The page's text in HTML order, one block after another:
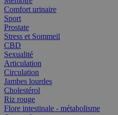
Comfort urinaire
Sport
Prostate
Stress et Sommeil
CBD
Sexualité
Articulation
Circulation
Jambes lourdes
Cholestérol
Riz rouge
Flore intestinale - métabolisme